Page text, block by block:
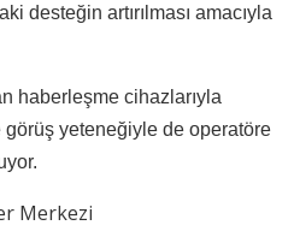
desteğin artırılması amacıyla
haberleşme cihazlarıyla
yeteneğiyle de operatöre
Merkezi